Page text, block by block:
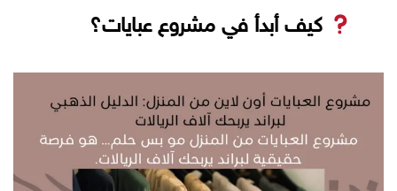
كيف أبدأ في مشروع عبايات؟